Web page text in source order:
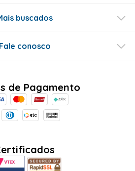
buscados
Fale conosco
de Pagamento